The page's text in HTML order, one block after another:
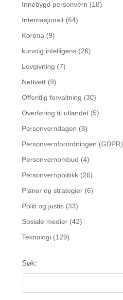
Innebygd personvern (18)
Internasjonalt(64)
Korona (9)
kunstig intelligens(26)
Lovgivning (7)
Nettvett(9)
Offentlig forvaltning (30)
Overføring til utlandet(5)
Personverndagen (8)
Personvernforordningen (GDPR)
Personvernombud (4)
Personvernpolitikk(26)
Planer og strategier(6)
Politi og justis(33)
Sosiale medier(42)
Teknologi(129)
Søk: